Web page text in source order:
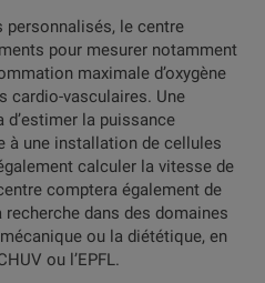
personnalisés, le centre
pour mesurer notamment
maximale d’oxygène
cardio-vasculaires. Une
la puissance
à une installation de cellules
calculer la vitesse de
comptera également de
dans des domaines
ou la diététique, en
ou l’EPFL.